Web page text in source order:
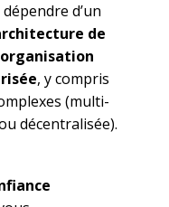
dépendre d’un
de
organisation
, y compris
(multi-
décentralisée).